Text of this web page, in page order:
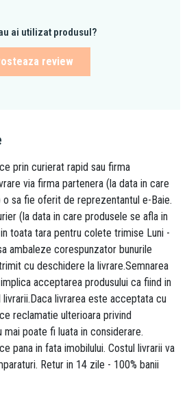
ai utilizat produsul?
review
prin curierat rapid sau firma
via firma partenera (la data in care
sa fie oferit de reprezentantul e-Baie.
(la data in care produsele se afla in
toata tara pentru colete trimise Luni -
ambaleze corespunzator bunurile
cu deschidere la livrare.Semnarea
acceptarea produsului ca fiind in
livrarea este acceptata cu
reclamatie ulterioara privind
poate fi luata in considerare.
pana in fata imobilului. Costul livrarii va
Retur in 14 zile - 100% banii